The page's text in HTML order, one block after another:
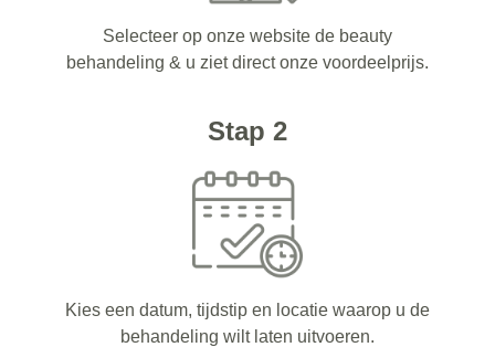
Selecteer op onze website de beauty
behandeling & u ziet direct onze voordeelprijs.
Stap 2
Kies een datum, tijdstip en locatie waarop u de
behandeling wilt laten uitvoeren.